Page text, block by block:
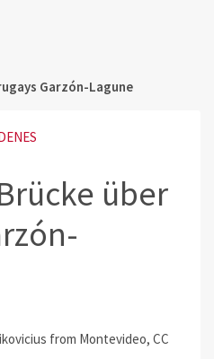
Garzón-Lagune
über
from Montevideo, CC